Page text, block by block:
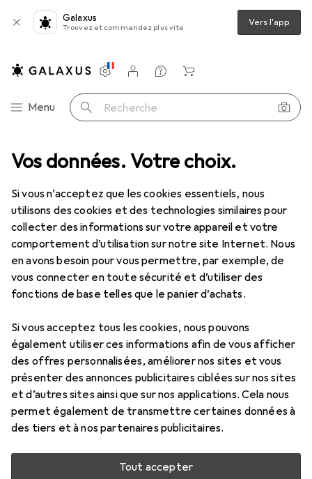
Vos données. Votre choix.
Si vous n’acceptez que les cookies essentiels, nous
utilisons des cookies et des technologies similaires pour
collecter des informations sur votre appareil et votre
comportement d’utilisation sur notre site Internet. Nous
en avons besoin pour vous permettre, par exemple, de
vous connecter en toute sécurité et d’utiliser des
fonctions de base telles que le panier d’achats.
Si vous acceptez tous les cookies, nous pouvons
également utiliser ces informations afin de vous afficher
des offres personnalisées, améliorer nos sites et vous
présenter des annonces publicitaires ciblées sur nos sites
et d’autres sites ainsi que sur nos applications. Cela nous
permet également de transmettre certaines données à
des tiers et à nos partenaires publicitaires.
Tout accepter
Galaxus
Trouvez et commandez plus vite Vers l'app
Navigation par catégorie
Menu Recherche
Paramètres
Compte client
Listes de comparaison
Listes d'envies
Panier
Éclairage : accessoires Digitalstrom Filtre GE-FD300
2 images
Digitalstrom Filtre GE-FD300
Évaluations Marque
Digitalstrom
Non disponible pour le moment
M'informer quand le produit sera disponible
Comparer Ajouter à la liste